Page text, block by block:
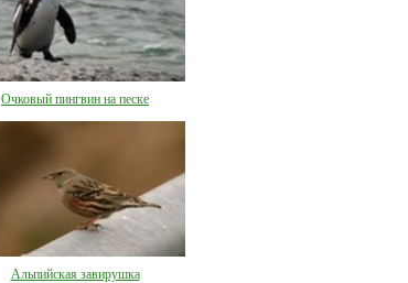
Очковый пингвин на песке
Альпийская завирушка